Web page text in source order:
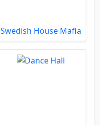
Swedish House Mafia